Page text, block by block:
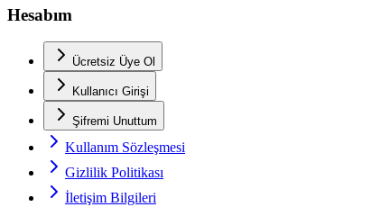
Hesabım
Ücretsiz Üye Ol
Kullanıcı Girişi
Şifremi Unuttum
Kullanım Sözleşmesi
Gizlilik Politikası
İletişim Bilgileri